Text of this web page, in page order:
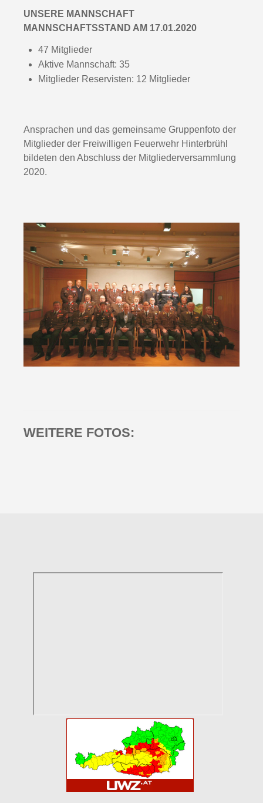
UNSERE MANNSCHAFT
MANNSCHAFTSSTAND AM 17.01.2020
47 Mitglieder
Aktive Mannschaft: 35
Mitglieder Reservisten: 12 Mitglieder
Ansprachen und das gemeinsame Gruppenfoto der
Mitglieder der Freiwilligen Feuerwehr Hinterbrühl
bildeten den Abschluss der Mitgliederversammlung
2020.
WEITERE FOTOS: